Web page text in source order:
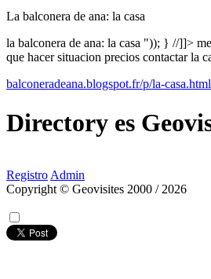
La balconera de ana: la casa
la balconera de ana: la casa ")); } //]]>
que hacer situacion precios contactar la
balconeradeana.blogspot.fr/p/la-casa.html
Directory es
Registro Admin
Copyright © Geovisites 2000 / 2026